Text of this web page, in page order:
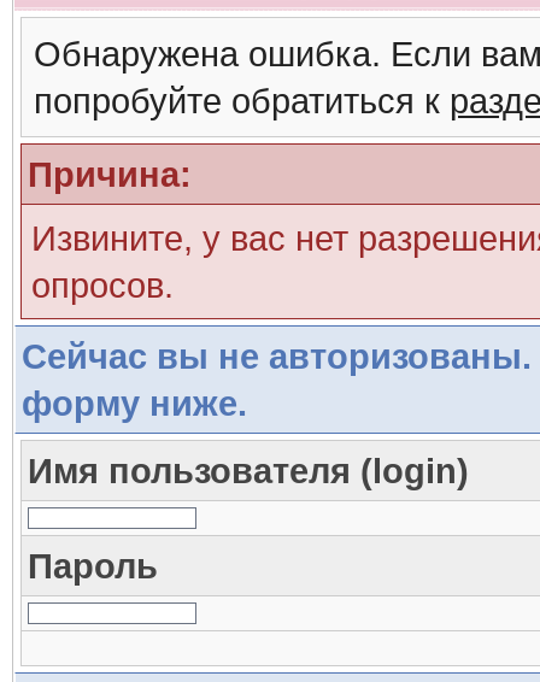
Обнаружена ошибка. Если
попробуйте обратиться к
Причина:
Извините, у вас нет
опросов.
Сейчас вы не авторизованы.
форму ниже.
Имя пользователя (login)
Пароль